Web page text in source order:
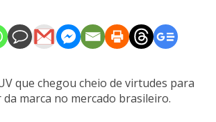
que chegou cheio de virtudes para
marca no mercado brasileiro.